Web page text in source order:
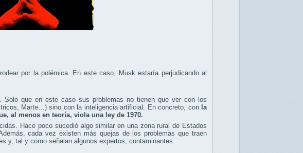
por la polémica. En este caso, Musk estaría perjudicando al
que en este caso sus problemas no tienen que ver con los
Marte…) sino con la inteligencia artificial. En concreto, con la
al menos en teoría, viola una ley de 1970.
Hace poco sucedió algo similar en una zona rural de Estados
cada vez existen más quejas de los problemas que traen
y, tal y como señalan algunos expertos, contaminantes.